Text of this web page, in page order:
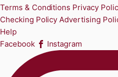
Terms & Conditions Privacy
Checking Policy Advertising
Help
Facebook
Instagram